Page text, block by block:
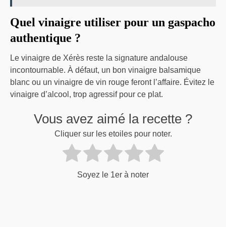
Quel vinaigre utiliser pour un gaspacho
authentique ?
Le vinaigre de Xérès reste la signature andalouse
incontournable. À défaut, un bon vinaigre balsamique
blanc ou un vinaigre de vin rouge feront l’affaire. Évitez le
vinaigre d’alcool, trop agressif pour ce plat.
Vous avez aimé la recette ?
Cliquer sur les etoiles pour noter.
Soyez le 1er à noter